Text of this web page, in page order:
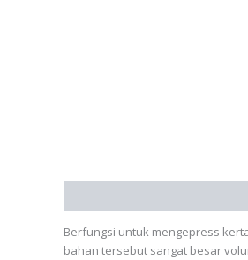
Berfungsi untuk mengepress
bahan tersebut sangat besar